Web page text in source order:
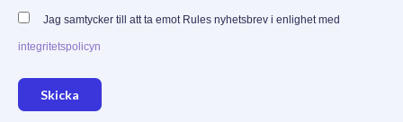
Jag samtycker till att ta emot Rules nyhetsbrev i enlighet med
integritetspolicyn
Skicka